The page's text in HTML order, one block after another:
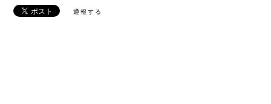
通報する